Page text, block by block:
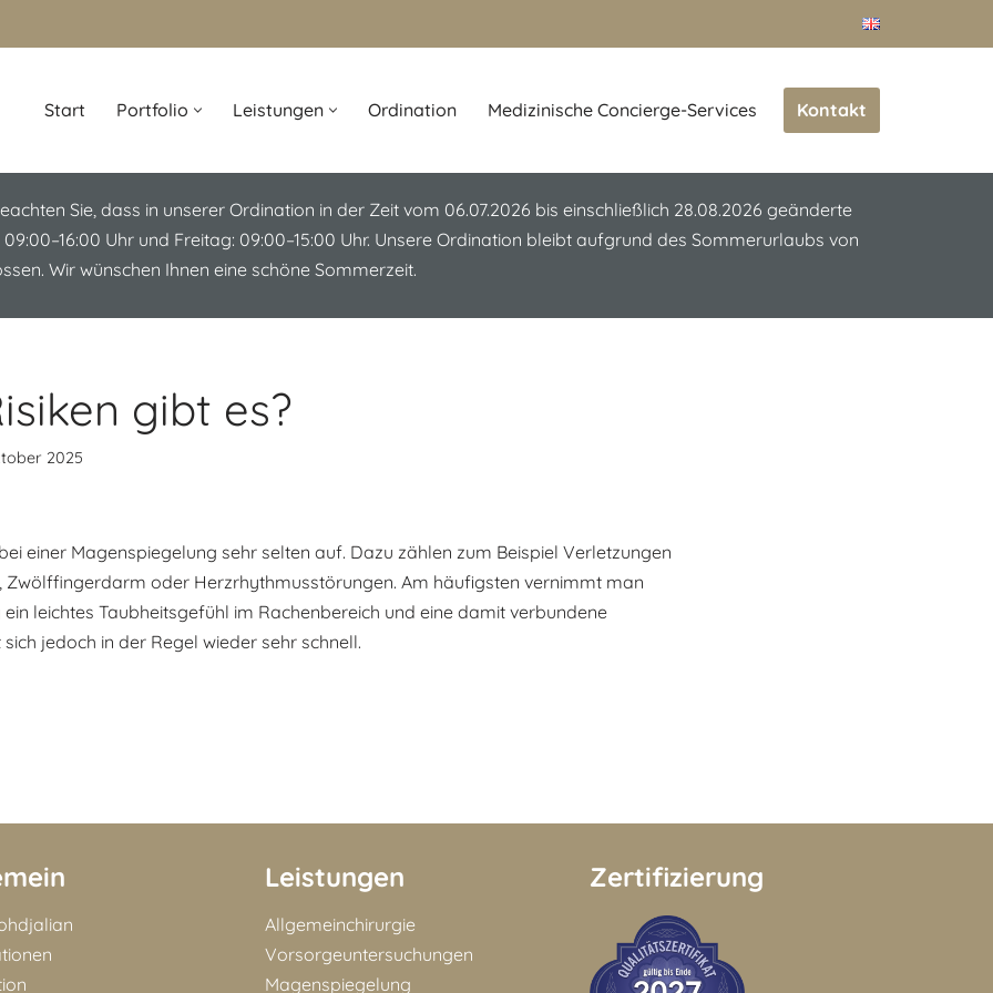
Start Portfolio Leistungen Ordination Medizinische Concierge-Services Kontakt
Sie, dass in unserer Ordination in der Zeit vom 06.07.2026 bis einschließlich 28.08.2026 geänderte
Uhr und Freitag: 09:00–15:00 Uhr. Unsere Ordination bleibt aufgrund des Sommerurlaubs von
Wir wünschen Ihnen eine schöne Sommerzeit.
gibt es?
2025
einer Magenspiegelung sehr selten auf. Dazu zählen zum Beispiel Verletzungen
Zwölffingerdarm oder Herzrhythmusstörungen. Am häufigsten vernimmt man
leichtes Taubheitsgefühl im Rachenbereich und eine damit verbundene
jedoch in der Regel wieder sehr schnell.
Leistungen
Allgemeinchirurgie
Vorsorgeuntersuchungen
Magenspiegelung
Zertifizierung